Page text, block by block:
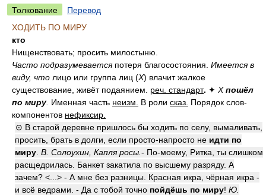
Толкование
Перевод
ХОДИТЬ ПО МИРУ
кто
Нищенствовать; просить милостыню.
Часто подразумеваетсяпотеря благосостояния. Имеется в
виду, что лицо или группа лиц (X) влачит жалкое
существование, живёт подаянием. реч. стандарт. ✦ Х пошёл
по миру. Именная часть неизм. В роли сказ. Порядок слов-
компонентов нефиксир.
⊙ В старой деревне пришлось бы ходить по селу, вымаливать,
просить, брать в долги, если просто-напросто не идти по
миру В. Солоухин, Капля росы. - По-моему, Ритка, ты слишком
расщедрилась. Банкет закатила по высшему разряду. А
зачем? <...> - А мне без разницы. Красная икра, чёрная икра -
и всё ведрами. - Да с тобой точно пойдёшь по миру! Ю.